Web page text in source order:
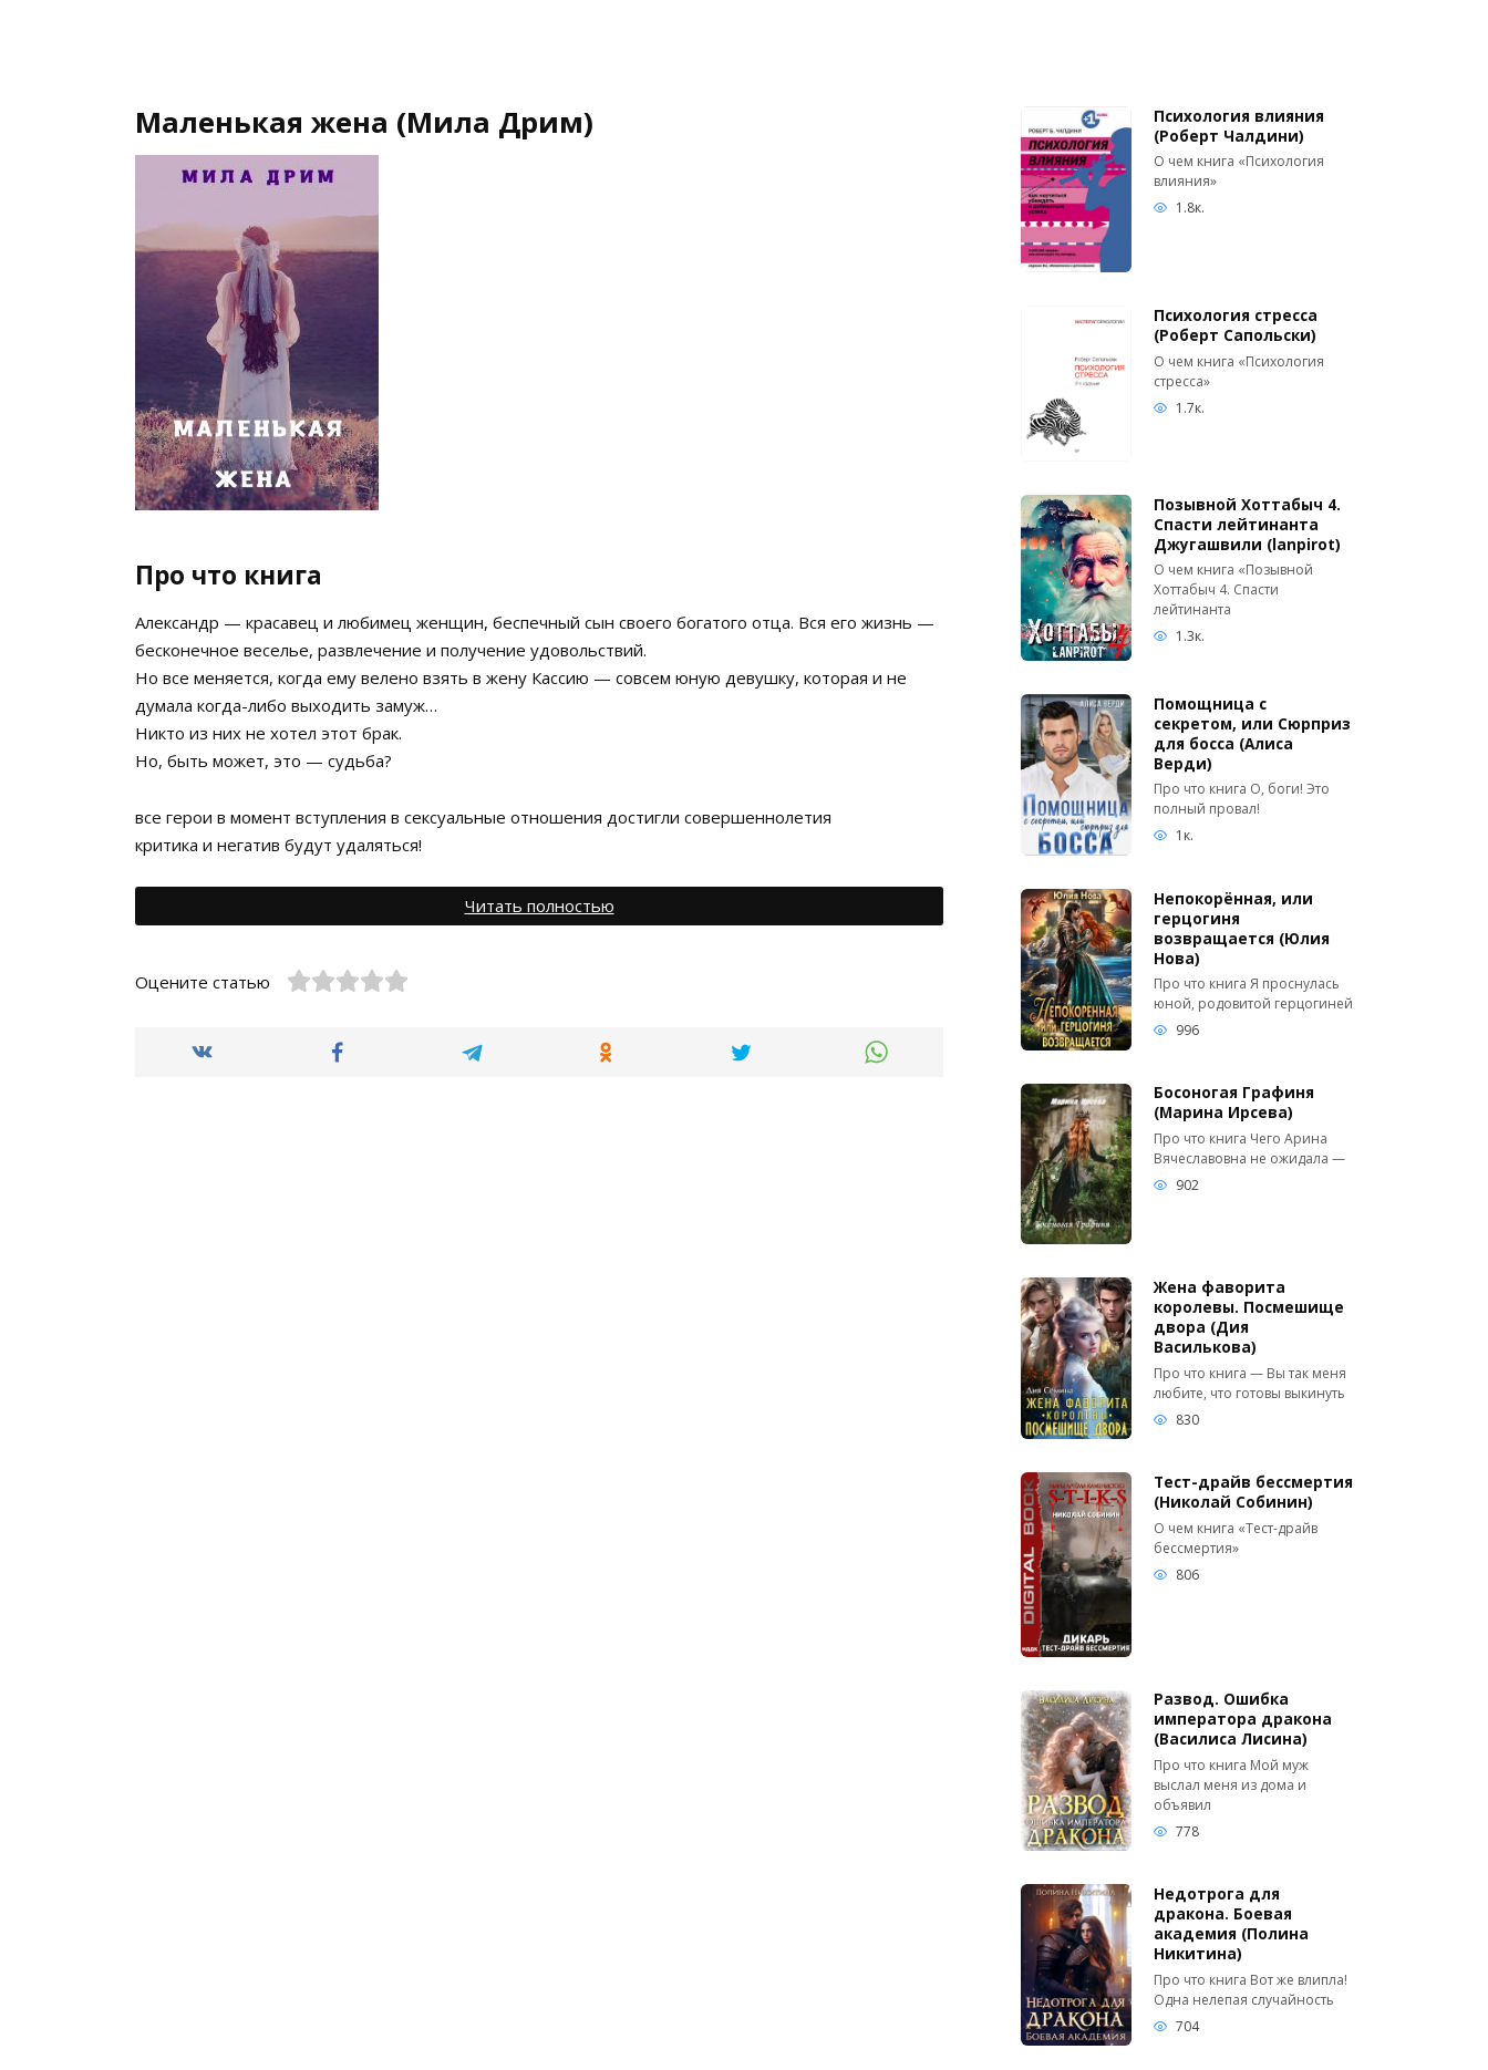
Маленькая жена (Мила Дрим)
Про что книга
Александр — красавец и любимец женщин, беспечный сын своего богатого отца. Вся его жизнь —
бесконечное веселье, развлечение и получение удовольствий.
Но все меняется, когда ему велено взять в жену Кассию — совсем юную девушку, которая и не
думала когда-либо выходить замуж…
Никто из них не хотел этот брак.
Но, быть может, это — судьба?
все герои в момент вступления в сексуальные отношения достигли совершеннолетия
критика и негатив будут удаляться!
Читать полностью
Оцените статью
Психология влияния
(Роберт Чалдини)
О чем книга «Психология
влияния»
1.8к.
Психология стресса
(Роберт Сапольски)
О чем книга «Психология
стресса»
1.7к.
Позывной Хоттабыч 4.
Спасти лейтинанта
Джугашвили (lanpirot)
О чем книга «Позывной
Хоттабыч 4. Спасти
лейтинанта
1.3к.
Помощница с
секретом, или Сюрприз
для босса (Алиса
Верди)
Про что книга О, боги! Это
полный провал!
1к.
Непокорённая, или
герцогиня
возвращается (Юлия
Нова)
Про что книга Я проснулась
юной, родовитой герцогиней
996
Босоногая Графиня
(Марина Ирсева)
Про что книга Чего Арина
Вячеславовна не ожидала —
902
Жена фаворита
королевы. Посмешище
двора (Дия
Василькова)
Про что книга — Вы так меня
любите, что готовы выкинуть
830
Тест-драйв бессмертия
(Николай Собинин)
О чем книга «Тест-драйв
бессмертия»
806
Развод. Ошибка
императора дракона
(Василиса Лисина)
Про что книга Мой муж
выслал меня из дома и
объявил
778
Недотрога для
дракона. Боевая
академия (Полина
Никитина)
Про что книга Вот же влипла!
Одна нелепая случайность
704